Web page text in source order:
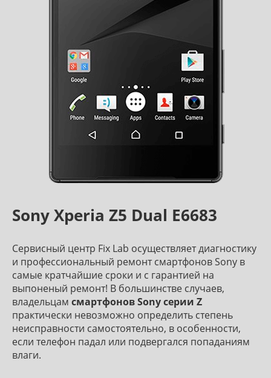
Sony Xperia Z5 Dual E6683
Сервисный центр Fix Lab осуществляет диагностику
и профессиональный ремонт смартфонов Sony в
самые кратчайшие сроки и с гарантией на
выпоненый ремонт! В большинстве случаев,
владельцам смартфонов Sony серии Z
практически невозможно определить степень
неисправности самостоятельно, в особенности,
если телефон падал или подвергался попаданиям
влаги.